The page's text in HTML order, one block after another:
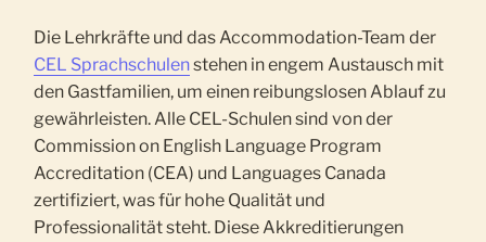
Die Lehrkräfte und das Accommodation-Team der
CEL Sprachschulenstehen in engem Austausch mit
den Gastfamilien, um einen reibungslosen Ablauf zu
gewährleisten. Alle CEL-Schulen sind von der
Commission on English Language Program
Accreditation (CEA) und Languages Canada
zertifiziert, was für hohe Qualität und
Professionalität steht. Diese Akkreditierungen